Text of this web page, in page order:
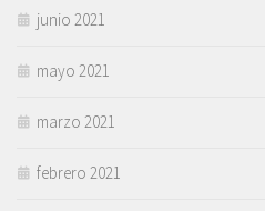
junio 2021
mayo 2021
marzo 2021
febrero 2021